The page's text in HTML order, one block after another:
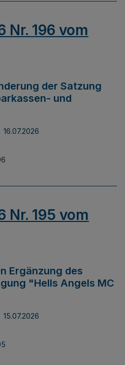
Nr. 196 vom
der Satzung
und
16.07.2026
Nr. 195 vom
Ergänzung des
"Hells Angels MC
15.07.2026